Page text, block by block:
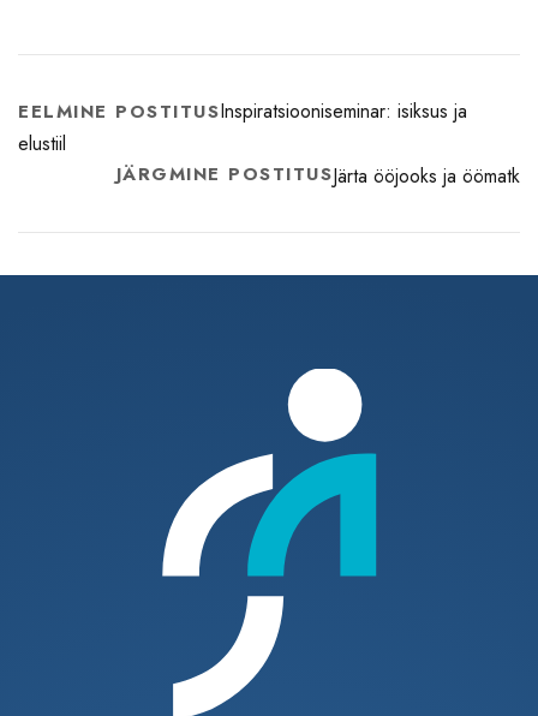
EELMINE POSTITUSInspiratsiooniseminar: isiksus ja
elustiil
JÄRGMINE POSTITUSJärta ööjooks ja öömatk